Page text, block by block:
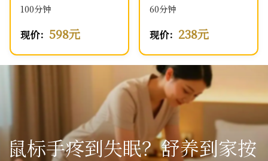
100分钟
现价： 598元
60分钟
现价： 238元
鼠标手疼到失眠？舒养到家按